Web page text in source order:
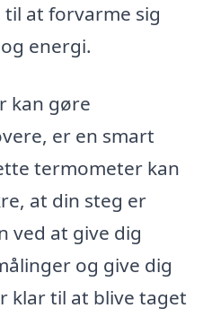
at forvarme sig
energi.
kan gøre
er en smart
termometer kan
at din steg er
ved at give dig
og give dig
klar til at blive taget